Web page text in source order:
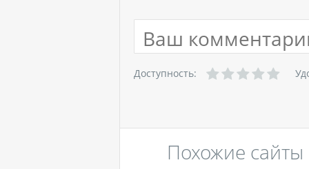
Доступность:
Похожие сайты